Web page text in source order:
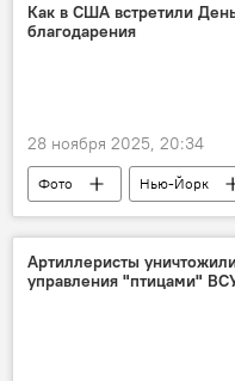
Как в США встретили
благодарения
28 ноября 2025, 20:34
Фото Нью-Йорк
культура
История
Артиллеристы
управления "птицами"